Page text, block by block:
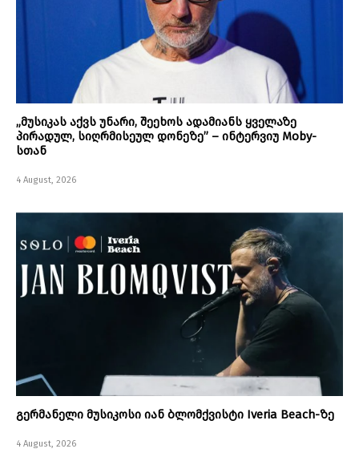
„მუსიკას აქვს უნარი, შეეხოს ადამიანს ყველაზე
პირადულ, სიღრმისეულ დონეზე” – ინტერვიუ Moby-
სთან
4 August, 2026
გერმანელი მუსიკოსი იან ბლომქვისტი Iveria Beach-ზე
4 August, 2026